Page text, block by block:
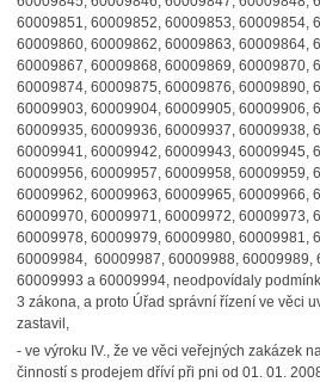
60009851, 60009852, 60009853, 60009854,
60009860, 60009862, 60009863, 60009864,
60009867, 60009868, 60009869, 60009870,
60009874, 60009875, 60009876, 60009890,
60009903, 60009904, 60009905, 60009906,
60009935, 60009936, 60009937, 60009938,
60009941, 60009942, 60009943, 60009945,
60009956, 60009957, 60009958, 60009959,
60009962, 60009963, 60009965, 60009966,
60009970, 60009971, 60009972, 60009973,
60009978, 60009979, 60009980, 60009981,
60009984, 60009987, 60009988, 60009989,
60009993 a 60009994, neodpovídaly
3 zákona, a proto Úřad správní řízení ve věci
zastavil,
- ve výroku IV., že ve věci veřejných zakázek
činností s prodejem dříví při pni od 01. 01.